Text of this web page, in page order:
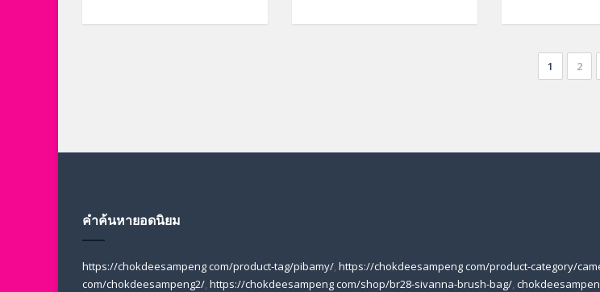
1 2
คำค้นหายอดนิยม
https://chokdeesampeng com/product-tag/pibamy/, https://chokdeesampeng com/product-category/
com/chokdeesampeng2/, https://chokdeesampeng com/shop/br28-sivanna-brush-bag/,